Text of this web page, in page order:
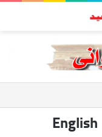
English